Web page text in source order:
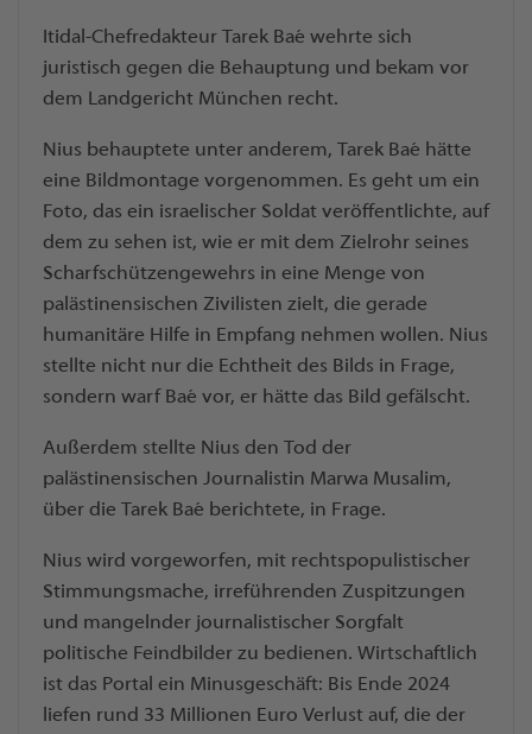
Itidal-Chefredakteur Tarek Baé wehrte sich
juristisch gegen die Behauptung und bekam vor
dem Landgericht München recht.
Nius behauptete unter anderem, Tarek Baé hätte
eine Bildmontage vorgenommen. Es geht um ein
Foto, das ein israelischer Soldat veröffentlichte, auf
dem zu sehen ist, wie er mit dem Zielrohr seines
Scharfschützengewehrs in eine Menge von
palästinensischen Zivilisten zielt, die gerade
humanitäre Hilfe in Empfang nehmen wollen. Nius
stellte nicht nur die Echtheit des Bilds in Frage,
sondern warf Baé vor, er hätte das Bild gefälscht.
Außerdem stellte Nius den Tod der
palästinensischen Journalistin Marwa Musalim,
über die Tarek Baé berichtete, in Frage.
Nius wird vorgeworfen, mit rechtspopulistischer
Stimmungsmache, irreführenden Zuspitzungen
und mangelnder journalistischer Sorgfalt
politische Feindbilder zu bedienen. Wirtschaftlich
ist das Portal ein Minusgeschäft: Bis Ende 2024
liefen rund 33 Millionen Euro Verlust auf, die der